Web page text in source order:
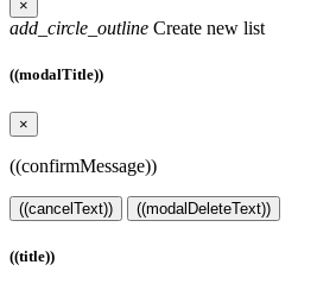
×
add_circle_outline Create new list
((modalTitle))
×
((confirmMessage))
((cancelText)) ((modalDeleteText))
((title))